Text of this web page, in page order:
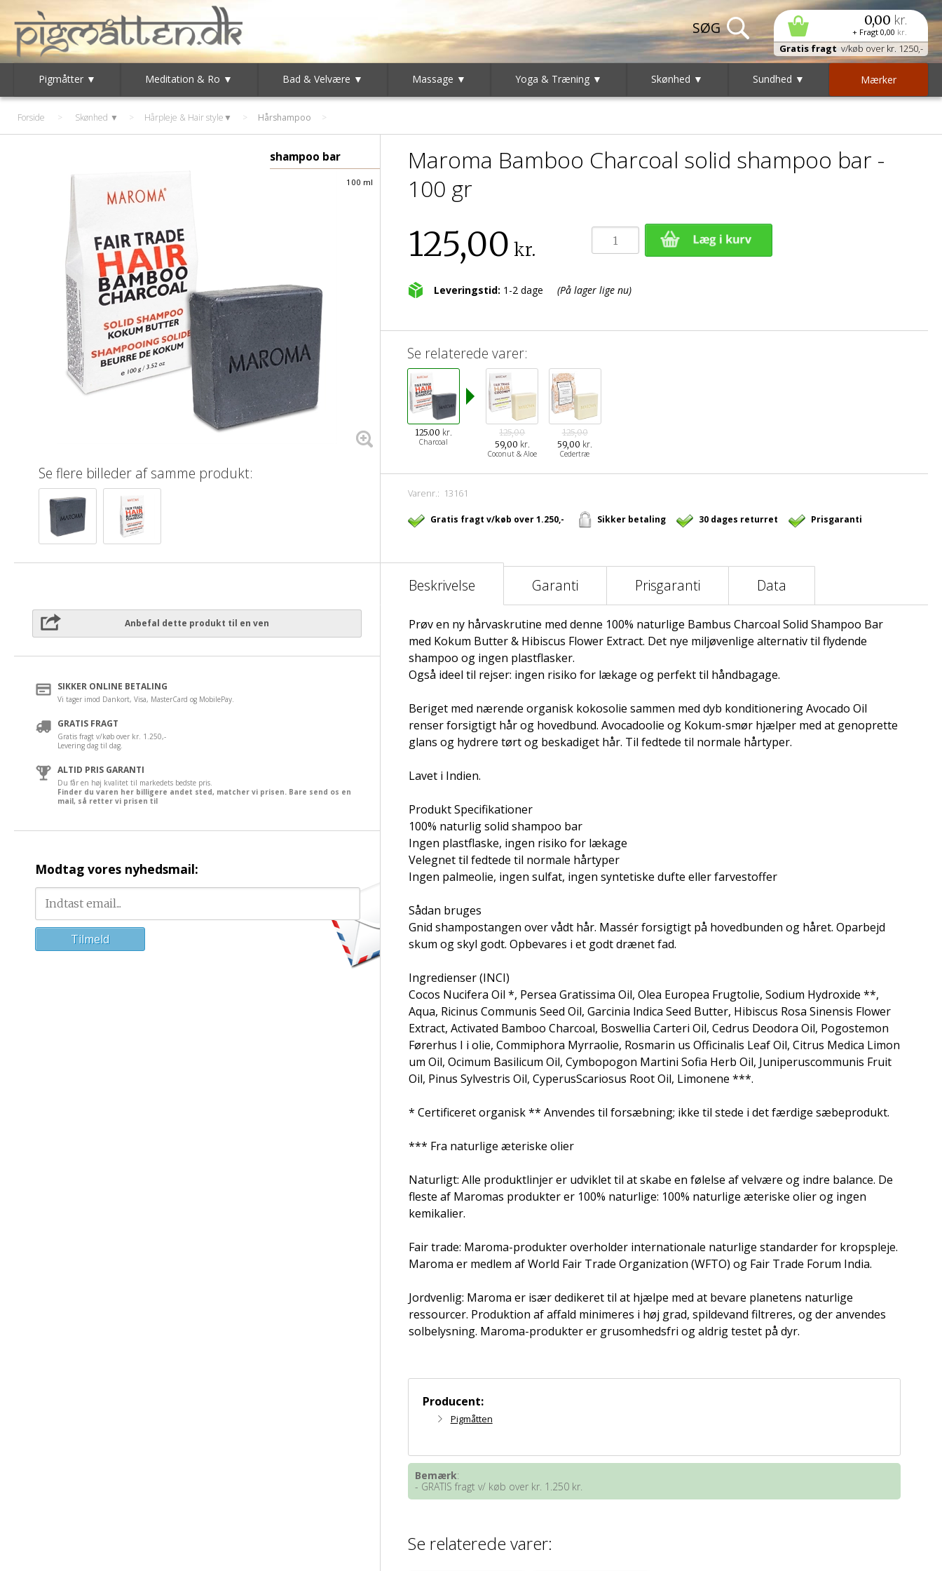
0,00 kr.
+ Fragt 0,00 kr.
Gratis fragt v/køb over kr. 1250,-
Pigmåtter ▼ Meditation & Ro ▼ Bad & Velvære ▼ Massage ▼ Yoga & Træning ▼ Skønhed ▼ Sundhed ▼ Mærker
Forside > Skønhed ▼ > Hårpleje & Hair style▼ > Hårshampoo
shampoo bar
100 ml
Se flere billeder af samme produkt:
Maroma Bamboo Charcoal solid shampoo bar -
100 gr
125,00 kr.
Leveringstid: 1-2 dage (På lager lige nu)
Se relaterede varer:
125.00 kr.
Charcoal
125,00
59,00 kr.
Coconut & Aloe
125,00
59,00 kr.
Cedertræ
Varenr.: 13161
Gratis fragt v/køb over 1.250,- Sikker betaling 30 dages returret Prisgaranti
Beskrivelse Garanti Prisgaranti Data
Prøv en ny hårvaskrutine med denne 100% naturlige Bambus Charcoal Solid Shampoo Bar
med Kokum Butter & Hibiscus Flower Extract. Det nye miljøvenlige alternativ til flydende
shampoo og ingen plastflasker.
Også ideel til rejser: ingen risiko for lækage og perfekt til håndbagage.
Beriget med nærende organisk kokosolie sammen med dyb konditionering Avocado Oil
renser forsigtigt hår og hovedbund. Avocadoolie og Kokum-smør hjælper med at genoprette
glans og hydrere tørt og beskadiget hår. Til fedtede til normale hårtyper.
Lavet i Indien.
Produkt Specifikationer
100% naturlig solid shampoo bar
Ingen plastflaske, ingen risiko for lækage
Velegnet til fedtede til normale hårtyper
Ingen palmeolie, ingen sulfat, ingen syntetiske dufte eller farvestoffer
Sådan bruges
Gnid shampostangen over vådt hår. Massér forsigtigt på hovedbunden og håret. Oparbejd
skum og skyl godt. Opbevares i et godt drænet fad.
Ingredienser (INCI)
Cocos Nucifera Oil *, Persea Gratissima Oil, Olea Europea Frugtolie, Sodium Hydroxide **,
Aqua, Ricinus Communis Seed Oil, Garcinia lndica Seed Butter, Hibiscus Rosa Sinensis Flower
Extract, Activated Bamboo Charcoal, Boswellia Carteri Oil, Cedrus Deodora Oil, Pogostemon
Førerhus I i olie, Commiphora Myrraolie, Rosmarin us Officinalis Leaf Oil, Citrus Medica Limon
um Oil, Ocimum Basilicum Oil, Cymbopogon Martini Sofia Herb Oil, Juniperuscommunis Fruit
Oil, Pinus Sylvestris Oil, CyperusScariosus Root Oil, Limonene ***.
* Certificeret organisk ** Anvendes til forsæbning; ikke til stede i det færdige sæbeprodukt.
*** Fra naturlige æteriske olier
Naturligt: ​​Alle produktlinjer er udviklet til at skabe en følelse af velvære og indre balance. De
fleste af Maromas produkter er 100% naturlige: 100% naturlige æteriske olier og ingen
kemikalier.
Fair trade: Maroma-produkter overholder internationale naturlige standarder for kropspleje.
Maroma er medlem af World Fair Trade Organization (WFTO) og Fair Trade Forum India.
Jordvenlig: Maroma er især dedikeret til at hjælpe med at bevare planetens naturlige
ressourcer. Produktion af affald minimeres i høj grad, spildevand filtreres, og der anvendes
solbelysning. Maroma-produkter er grusomhedsfri og aldrig testet på dyr.
Producent:
Pigmåtten
Bemærk:
- GRATIS fragt v/ køb over kr. 1.250 kr.
Se relaterede varer:
Anbefal dette produkt til en ven
SIKKER ONLINE BETALING
Vi tager imod Dankort, Visa, MasterCard og MobilePay.
GRATIS FRAGT
Gratis fragt v/køb over kr. 1.250,-
Levering dag til dag.
ALTID PRIS GARANTI
Du får en høj kvalitet til markedets bedste pris.
Finder du varen her billigere andet sted, matcher vi prisen. Bare send os en
mail, så retter vi prisen til
Modtag vores nyhedsmail: